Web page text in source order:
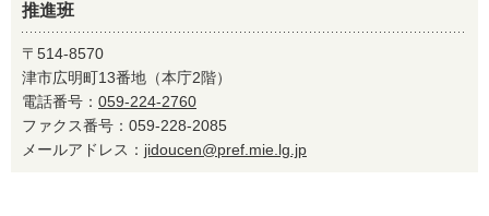
推進班
〒514-8570
津市広明町13番地（本庁2階）
電話番号： 059-224-2760
ファクス番号：059-228-2085
メールアドレス： jidoucen@pref.mie.lg.jp